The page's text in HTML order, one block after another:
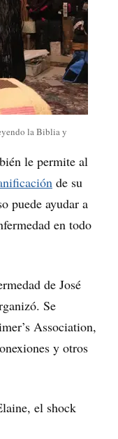
la Biblia y
le permite al
de su
puede ayudar a
en todo
de José
Se
Association,
y otros
el shock